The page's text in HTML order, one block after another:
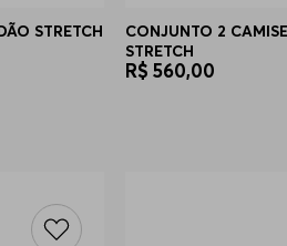
STRETCH
CONJUNTO 2
STRETCH
R$ 560,00